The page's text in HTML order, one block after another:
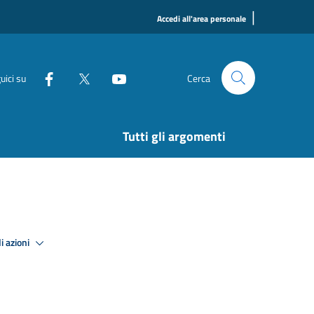
Accedi all'area personale |
su Cerca
Tutti gli argomenti
azioni